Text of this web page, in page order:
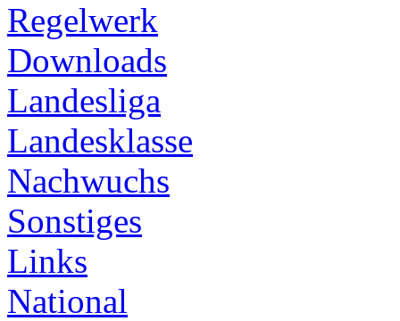
Regelwerk
Downloads
Landesliga
Landesklasse
Nachwuchs
Sonstiges
Links
National